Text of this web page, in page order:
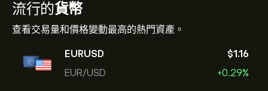
流行的貨幣
查看交易量和價格變動最高的熱門資產。
EURUSD
EUR/USD
‎$‎1.16
+0.29%